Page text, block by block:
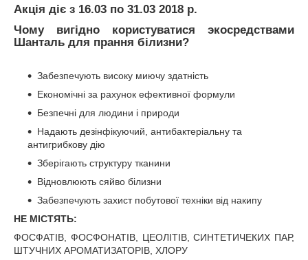
Акція діє з 16.03 по 31.03 2018 р.
Чому вигідно користуватися экосредствами
Шанталь для прання білизни?
Забезпечують високу миючу здатність
Економічні за рахунок ефективної формули
Безпечні для людини і природи
Надають дезінфікуючий, антибактеріальну та
антигрибкову дію
Зберігають структуру тканини
Відновлюють сяйво білизни
Забезпечують захист побутової техніки від накипу
НЕ МІСТЯТЬ:
ФОСФАТІВ, ФОСФОНАТІВ, ЦЕОЛІТІВ, СИНТЕТИЧЕКИХ ПАР,
ШТУЧНИХ АРОМАТИЗАТОРІВ, ХЛОРУ